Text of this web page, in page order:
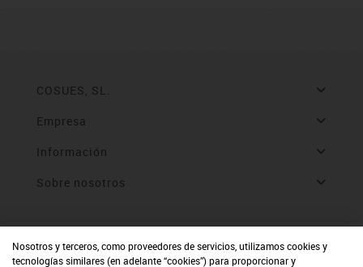
COSUES, SL.
Empresa
Información
Sobre nosotros
Nosotros y terceros, como proveedores de servicios, utilizamos cookies y
tecnologías similares (en adelante “cookies”) para proporcionar y